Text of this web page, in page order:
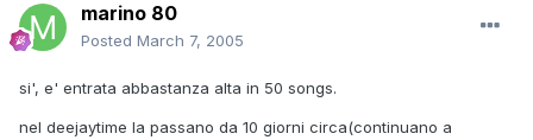
marino 80
Posted March 7, 2005
si', e' entrata abbastanza alta in 50 songs.
nel deejaytime la passano da 10 giorni circa(continuano a